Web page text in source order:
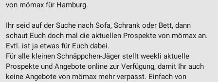
von mömax für Hamburg.
Ihr seid auf der Suche nach Sofa, Schrank oder Bett, dann
schaut Euch doch mal die aktuellen Prospekte von mömax an.
Evtl. ist ja etwas für Euch dabei.
Für alle kleinen Schnäppchen-Jäger stellt weekli aktuelle
Prospekte und Angebote online zur Verfügung, damit Ihr auch
keine Angebote von mömax mehr verpasst. Einfach von
Erstellung von Profilen für personalisierte
Verwendung von Profilen zur Auswahl
personalisierter Werbung
Erstellung von Profilen zur Personalisierung
von Inhalten